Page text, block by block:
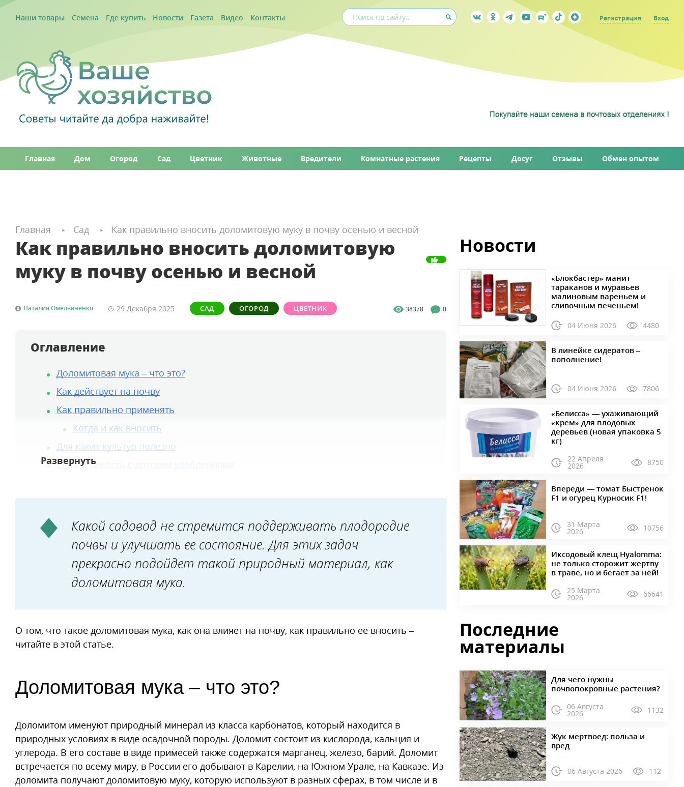
Наши товары Семена Где купить Новости Газета Видео Контакты Регистрация Вход
Главная Дом Огород Сад Цветник Животные Вредители Комнатные растения Рецепты Досуг Отзывы Обмен опытом
Главная Сад Как правильно вносить доломитовую муку в почву осенью и весной
Как правильно вносить доломитовую
муку в почву осенью и весной
Наталия Омельяненко 29 Декабря 2025 САД ОГОРОД ЦВЕТНИК 38378 0
Оглавление
Доломитовая мука – что это?
Как действует на почву
Как правильно применять
Когда и как вносить
Для каких культур полезно
Совместимость с другими удобрениями
Какой садовод не стремится поддерживать плодородие
почвы и улучшать ее состояние. Для этих задач
прекрасно подойдет такой природный материал, как
доломитовая мука.
О том, что такое доломитовая мука, как она влияет на почву, как правильно ее вносить –
читайте в этой статье.
Доломитовая мука – что это?
Доломитом именуют природный минерал из класса карбонатов, который находится в
природных условиях в виде осадочной породы. Доломит состоит из кислорода, кальция и
углерода. В его составе в виде примесей также содержатся марганец, железо, барий. Доломит
встречается по всему миру, в России его добывают в Карелии, на Южном Урале, на Кавказе. Из
доломита получают доломитовую муку, которую используют в разных сферах, в том числе и в
Новости
«Блокбастер» манит
тараканов и муравьев
малиновым вареньем и
сливочным печеньем!
04 Июня 2026 4480
В линейке сидератов –
пополнение!
04 Июня 2026 7806
«Белисса» — ухаживающий
«крем» для плодовых
деревьев (новая упаковка 5
кг)
22 Апреля
2026 8750
Впереди — томат Быстренок
F1 и огурец Курносик F1!
31 Марта
2026 10756
Иксодовый клещ Hyalomma:
не только сторожит жертву
в траве, но и бегает за ней!
25 Марта
2026 66641
Последние
материалы
Для чего нужны
почвопокровные растения?
06 Августа
2026 1132
Жук мертвоед: польза и
вред
06 Августа 2026 112